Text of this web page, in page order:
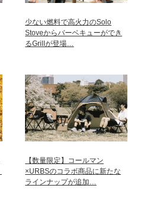
少ない燃料で高火力のSolo
Stoveからバーベキューができ
るGrillが登場…
【数量限定】コールマン
×URBSのコラボ商品に新たな
ラインナップが追加…